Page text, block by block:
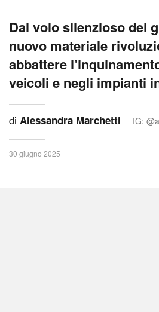
Dal volo silenzioso dei
nuovo materiale
abbattere
veicoli e negli impianti
di Alessandra Marchetti IG:
30 giugno 2025